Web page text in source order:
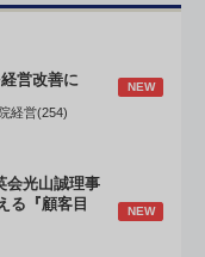
営改善に NEW
経営(254)
会光山誠理事
る『顧客目
NEW